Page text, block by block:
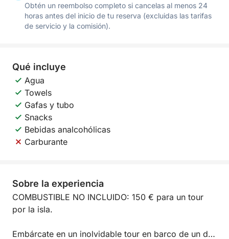
Obtén un reembolso completo si cancelas al menos 24
horas antes del inicio de tu reserva (excluidas las tarifas
de servicio y la comisión).
Qué incluye
Agua
Towels
Gafas y tubo
Snacks
Bebidas analcohólicas
Carburante
Sobre la experiencia
COMBUSTIBLE NO INCLUIDO: 150 € para un tour
por la isla.
Embárcate en un inolvidable tour en barco de un día